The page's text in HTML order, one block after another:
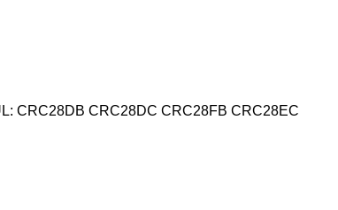
CRC28DB CRC28DC CRC28FB CRC28EC